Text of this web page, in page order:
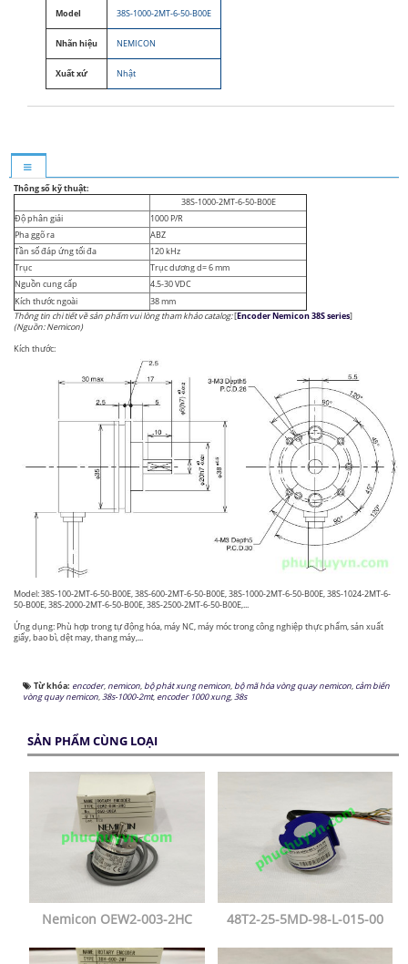
Model 38S-1000-2MT-6-50-B00E
Nhãn hiệu NEMICON
Xuất xứ Nhật
Thông số kỹ thuật:
38S-1000-2MT-6-50-B00E
Độ phân giải
1000 P/R
Pha ggõ ra
ABZ
Tần số đáp ứng tối đa
120 kHz
Trục
Trục dương d= 6 mm
Nguồn cung cấp
4.5-30 VDC
Kích thước ngoài
38 mm
Thông tin chi tiết về sản phẩm vui lòng tham khảo catalog:[Encoder Nemicon 38S series]
(Nguồn: Nemicon)
Kích thước:
Model: 38S-100-2MT-6-50-B00E, 38S-600-2MT-6-50-B00E, 38S-1000-2MT-6-50-B00E, 38S-1024-2MT-6-
50-B00E, 38S-2000-2MT-6-50-B00E, 38S-2500-2MT-6-50-B00E,...
Ứng dụng: Phù hợp trong tự động hóa, máy NC, máy móc trong công nghiệp thực phẩm, sản xuất
giấy, bao bì, dệt may, thang máy,...
Từ khóa: encoder,nemicon,bộ phát xung nemicon,bộ mã hóa vòng quay nemicon, cảm biến
vòng quay nemicon,38s-1000-2mt, encoder 1000 xung,38s
SẢN PHẨM CÙNG LOẠI
Nemicon OEW2-003-2HC 48T2-25-5MD-98-L-015-00